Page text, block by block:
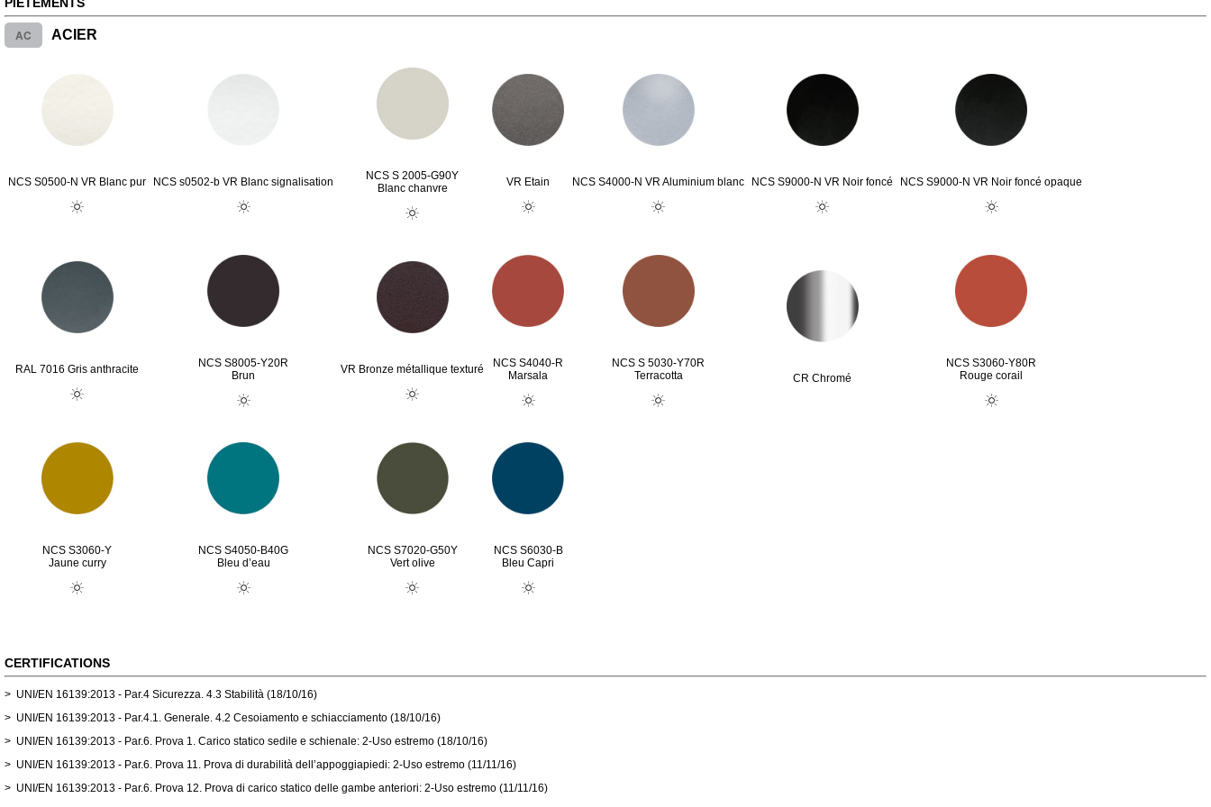
AC ACIER
NCS S0500-N VR Blanc pur NCS s0502-b VR Blanc signalisation
NCS S 2005-G90Y
Blanc chanvre
VR Etain NCS S4000-N VR Aluminium blanc NCS S9000-N VR Noir foncé NCS S9000-N VR Noir foncé opaque
RAL 7016 Gris anthracite
NCS S8005-Y20R
Brun
VR Bronze métallique texturé
NCS S4040-R
Marsala
NCS S 5030-Y70R
Terracotta
CR Chromé
NCS S3060-Y80R
Rouge corail
NCS S3060-Y
Jaune curry
NCS S4050-B40G
Bleu d’eau
NCS S7020-G50Y
Vert olive
NCS S6030-B
Bleu Capri
CERTIFICATIONS
> UNI/EN 16139:2013 - Par.4 Sicurezza. 4.3 Stabilità (18/10/16)
> UNI/EN 16139:2013 - Par.4.1. Generale. 4.2 Cesoiamento e schiacciamento (18/10/16)
> UNI/EN 16139:2013 - Par.6. Prova 1. Carico statico sedile e schienale: 2-Uso estremo (18/10/16)
> UNI/EN 16139:2013 - Par.6. Prova 11. Prova di durabilità dell’appoggiapiedi: 2-Uso estremo (11/11/16)
> UNI/EN 16139:2013 - Par.6. Prova 12. Prova di carico statico delle gambe anteriori: 2-Uso estremo (11/11/16)